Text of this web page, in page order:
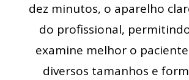
dez minutos, o aparelho
do profissional,
examine melhor o
diversos tamanhos e